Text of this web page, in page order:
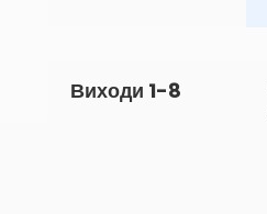
Виходи 1-8